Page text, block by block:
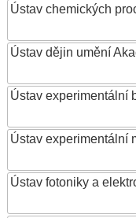
Ústav chemických
Ústav dějin umění
Ústav experimentální
Ústav experimentální
Ústav fotoniky a